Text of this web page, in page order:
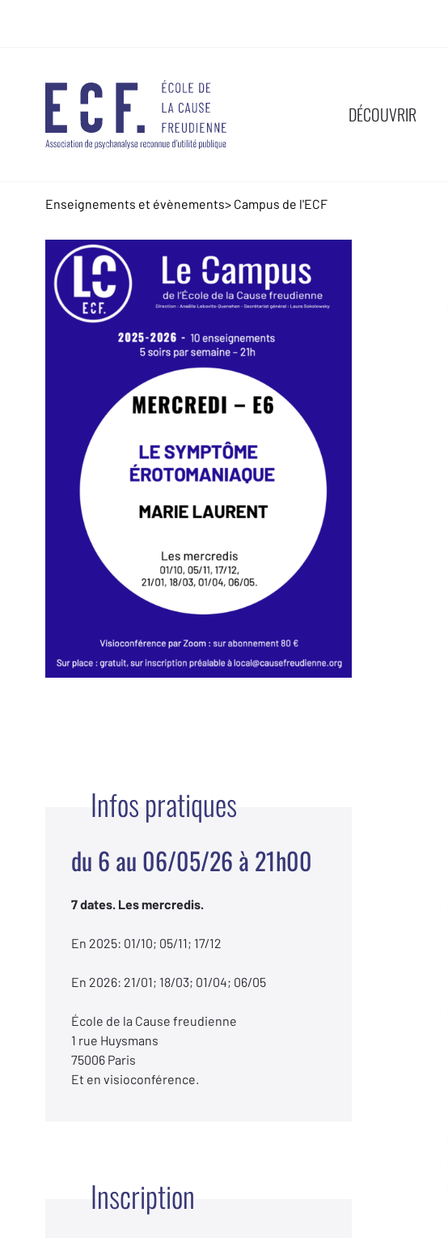
DÉCOUVRIR
Enseignements et évènements> Campus de l'ECF
Infos pratiques
du 6 au 06/05/26 à 21h00
7 dates. Les mercredis.
En 2025: 01/10; 05/11; 17/12
En 2026: 21/01; 18/03; 01/04; 06/05
École de la Cause freudienne
1 rue Huysmans
75006 Paris
Et en visioconférence.
Inscription